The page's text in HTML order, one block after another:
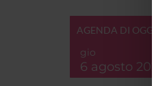
AGENDA DI OGGI
gio
6 agosto 2026